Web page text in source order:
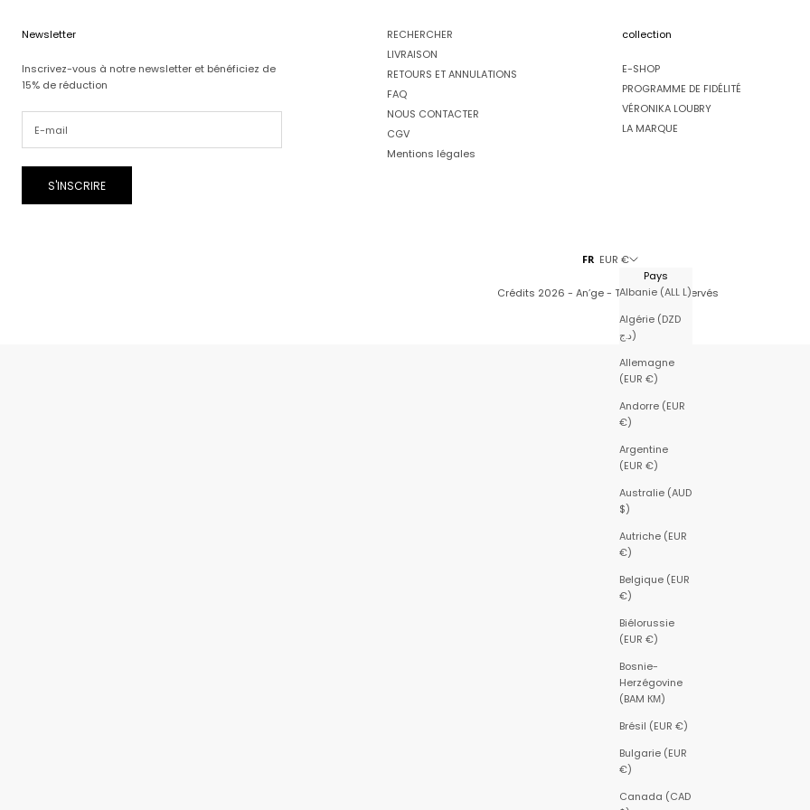
Newsletter
Inscrivez-vous à notre newsletter et bénéficiez de
15% de réduction
S'INSCRIRE
RECHERCHER
LIVRAISON
RETOURS ET ANNULATIONS
FAQ
NOUS CONTACTER
CGV
Mentions légales
collection
E-SHOP
PROGRAMME DE FIDÉLITÉ
VÉRONIKA LOUBRY
LA MARQUE
FR EUR €
Pays
Albanie (ALL L)
Algérie (DZD
د.ج)
Allemagne
(EUR €)
Andorre (EUR
€)
Argentine
(EUR €)
Australie (AUD
$)
Autriche (EUR
€)
Belgique (EUR
€)
Biélorussie
(EUR €)
Bosnie-
Herzégovine
(BAM КМ)
Brésil (EUR €)
Bulgarie (EUR
€)
Canada (CAD
Crédits 2026 - An’ge - Tous droits réservés